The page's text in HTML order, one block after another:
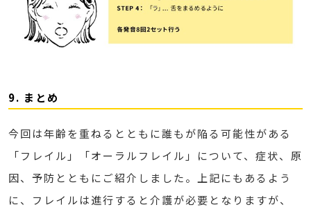
9. まとめ
今回は年齢を重ねるとともに誰もが陥る可能性がある
「フレイル」「オーラルフレイル」について、症状、原
因、予防とともにご紹介しました。上記にもあるよう
に、フレイルは進行すると介護が必要となりますが、